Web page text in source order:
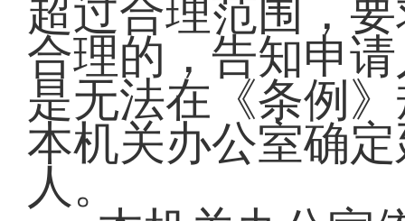
超过合理范围，
合理的，告知申
是无法在《条例
本机关办公室确
人。